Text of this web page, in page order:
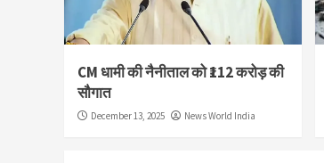
CM धामी की नैनीताल को ₹112 करोड़ की
सौगात
December 13, 2025 News World India